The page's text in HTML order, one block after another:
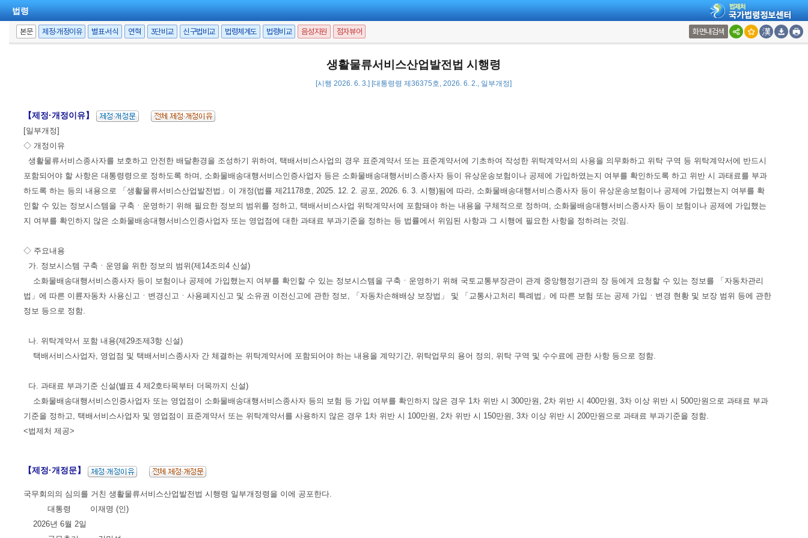
법령
본문 제정·개정이유 별표·서식 연혁 3단비교 신구법비교 법령체계도 법령비교 음성지원 점자뷰어 화면내검색
생활물류서비스산업발전법 시행령
[시행 2026. 6. 3.] [대통령령 제36375호, 2026. 6. 2., 일부개정]
【제정·개정이유】
[일부개정]
◇ 개정이유
생활물류서비스종사자를 보호하고 안전한 배달환경을 조성하기 위하여, 택배서비스사업의 경우 표준계약서 또는 표준계약서에 기초하여 작성한 위탁계약서의 사용을 의무화하고 위탁 구역 등 위탁계약서에 반드시
포함되어야 할 사항은 대통령령으로 정하도록 하며, 소화물배송대행서비스인증사업자 등은 소화물배송대행서비스종사자 등이 유상운송보험이나 공제에 가입하였는지 여부를 확인하도록 하고 위반 시 과태료를 부과
하도록 하는 등의 내용으로 「생활물류서비스산업발전법」이 개정(법률 제21178호, 2025. 12. 2. 공포, 2026. 6. 3. 시행)됨에 따라, 소화물배송대행서비스종사자 등이 유상운송보험이나 공제에 가입했는지 여부를 확
인할 수 있는 정보시스템을 구축ㆍ운영하기 위해 필요한 정보의 범위를 정하고, 택배서비스사업 위탁계약서에 포함돼야 하는 내용을 구체적으로 정하며, 소화물배송대행서비스종사자 등이 보험이나 공제에 가입했는
지 여부를 확인하지 않은 소화물배송대행서비스인증사업자 또는 영업점에 대한 과태료 부과기준을 정하는 등 법률에서 위임된 사항과 그 시행에 필요한 사항을 정하려는 것임.
◇ 주요내용
가. 정보시스템 구축ㆍ운영을 위한 정보의 범위(제14조의4 신설)
소화물배송대행서비스종사자 등이 보험이나 공제에 가입했는지 여부를 확인할 수 있는 정보시스템을 구축ㆍ운영하기 위해 국토교통부장관이 관계 중앙행정기관의 장 등에게 요청할 수 있는 정보를 「자동차관리
법」에 따른 이륜자동차 사용신고ㆍ변경신고ㆍ사용폐지신고 및 소유권 이전신고에 관한 정보, 「자동차손해배상 보장법」 및 「교통사고처리 특례법」에 따른 보험 또는 공제 가입ㆍ변경 현황 및 보장 범위 등에 관한
정보 등으로 정함.
나. 위탁계약서 포함 내용(제29조제3항 신설)
택배서비스사업자, 영업점 및 택배서비스종사자 간 체결하는 위탁계약서에 포함되어야 하는 내용을 계약기간, 위탁업무의 용어 정의, 위탁 구역 및 수수료에 관한 사항 등으로 정함.
다. 과태료 부과기준 신설(별표 4 제2호타목부터 더목까지 신설)
소화물배송대행서비스인증사업자 또는 영업점이 소화물배송대행서비스종사자 등의 보험 등 가입 여부를 확인하지 않은 경우 1차 위반 시 300만원, 2차 위반 시 400만원, 3차 이상 위반 시 500만원으로 과태료 부과
기준을 정하고, 택배서비스사업자 및 영업점이 표준계약서 또는 위탁계약서를 사용하지 않은 경우 1차 위반 시 100만원, 2차 위반 시 150만원, 3차 이상 위반 시 200만원으로 과태료 부과기준을 정함.
<법제처 제공>
【제정·개정문】
국무회의의 심의를 거친 생활물류서비스산업발전법 시행령 일부개정령을 이에 공포한다.
대통령 이재명 (인)
2026년 6월 2일